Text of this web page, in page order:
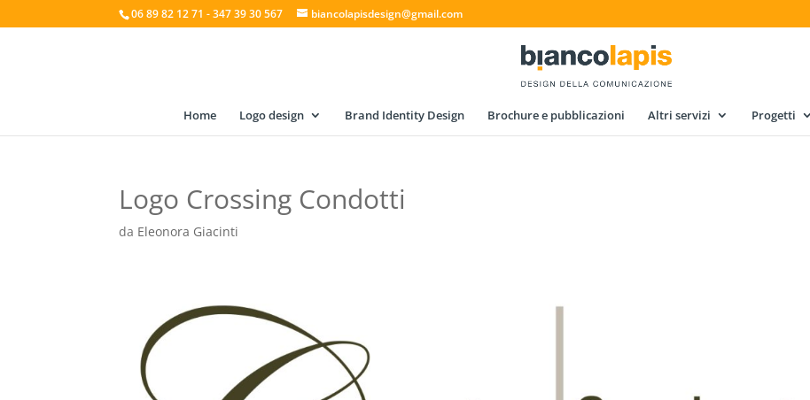
06 89 82 12 71 - 347 39 30 567 biancolapisdesign@gmail.com
Home Logo design Brand Identity Design Brochure e pubblicazioni Altri servizi Progetti
Logo Crossing Condotti
da Eleonora Giacinti